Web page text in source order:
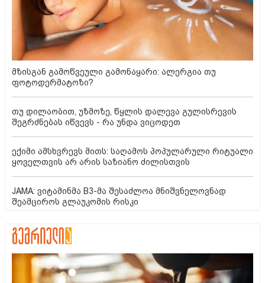
მზისგან გამოწვეული გამონაყარი: ალერგია თუ
ფოტოდერმატოზი?
თუ დილაობით, უზმოზე, წყლის დალევა გულისრევის
შეგრძნებას იწვევს - რა უნდა ვიცოდეთ
ექიმი ამსხვრევს მითს: საღამოს პოპულარული რიტუალი
ყოველთვის არ არის საზიანო ძილისთვის
JAMA: ვიტამინმა B3-მა შესაძლოა მნიშვნელოვნად
შეამციროს გლაუკომის რისკი